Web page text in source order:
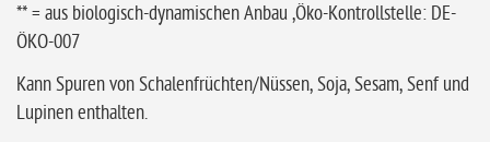
** = aus biologisch-dynamischen Anbau ,Öko-Kontrollstelle: DE-
ÖKO-007
Kann Spuren von Schalenfrüchten/Nüssen, Soja, Sesam, Senf und
Lupinen enthalten.